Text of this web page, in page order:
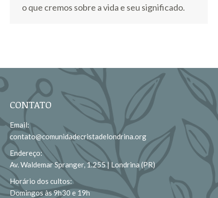
o que cremos sobre a vida e seu significado.
CONTATO
Email:
contato@comunidadecristadelondrina.org
Endereço:
Av. Waldemar Spranger, 1.255 | Londrina (PR)
Horário dos cultos:
Domingos às 9h30 e 19h